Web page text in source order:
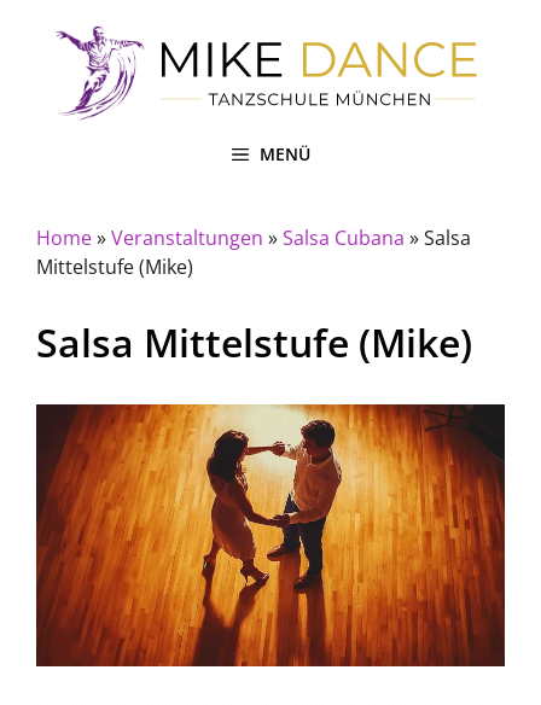
MENÜ
Home»Veranstaltungen »Salsa Cubana »Salsa
Mittelstufe (Mike)
Salsa Mittelstufe (Mike)